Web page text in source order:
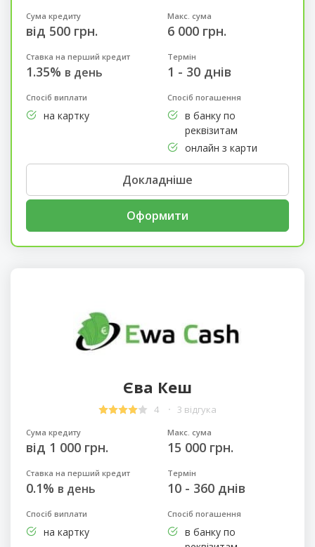
Сума кредиту
від 500 грн.
Макс. сума
6 000 грн.
Ставка на перший кредит
1.35% в день
Термін
1 - 30 днів
Спосіб виплати
на картку
Спосіб погашення
в банку по
реквізитам
онлайн з карти
Докладніше
Оформити
Єва Кеш
4 3 відгука
Сума кредиту
від 1 000 грн.
Макс. сума
15 000 грн.
Ставка на перший кредит
0.1% в день
Термін
10 - 360 днів
Спосіб виплати
на картку
Спосіб погашення
в банку по